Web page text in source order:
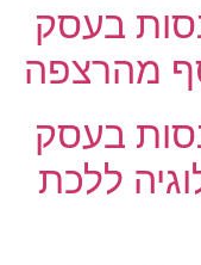
בעסק
בעסק
ללכת